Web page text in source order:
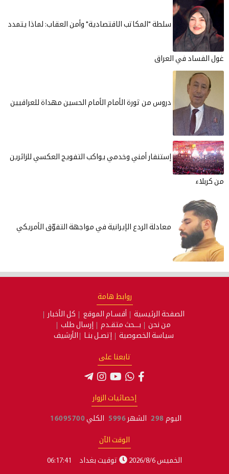
سلطة "المكاتب الاقتصادية" وأمن العقاب: لماذا يتمدد
غول الفساد في العراق
دروس من ثورة الأمام الأمام الحسين مهداة للعراقيين
إستنفار أمني وخدمي يواكب التفويج العكسي للزائرين
من كربلاء
معادلة الردع الإيرانية في مواجهة التفوّق الأمريكي
روابط هامة
الصفحة الرئيسية أقسـام الموقع
كل الأخبار
من نحن
بـــحث متقـدم
إرسال طلب
سياسة الخصوصية
إتصـل بنـا الأرشيف
تابعنا على
إحصائيات الزوار
اليوم 298 الشهر 5996 الكلي 16095700
الوقت الآن
الخميس 2026/8/6 توقيت بغداد 06:17:41